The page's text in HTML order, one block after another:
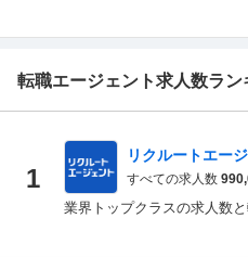
転職エージェント求人数ラン
1
リクルートエー
すべての求人数
業界トップクラスの求人数